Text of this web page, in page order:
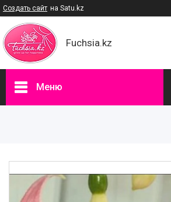
Создать сайт на Satu.kz
Fuchsia.kz
Меню